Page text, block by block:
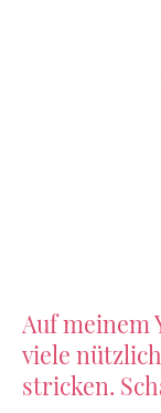
Auf meinem
viele
stricken.